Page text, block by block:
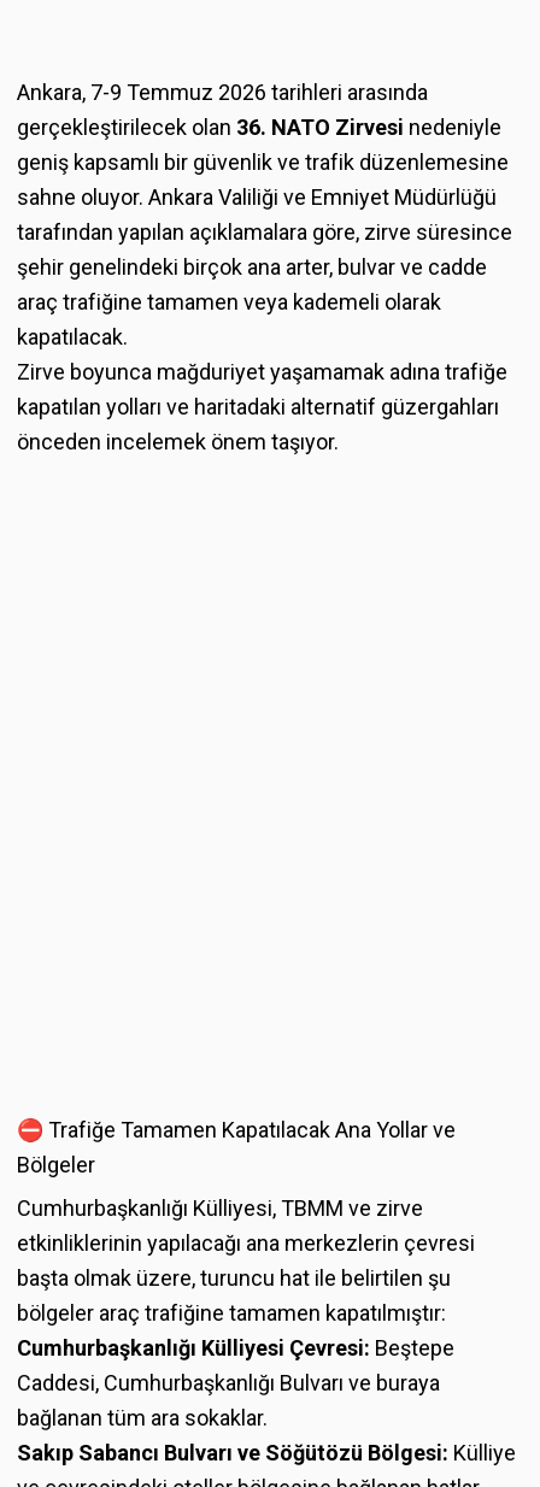
Ankara, 7-9 Temmuz 2026 tarihleri arasında
gerçekleştirilecek olan 36. NATO Zirvesi nedeniyle
geniş kapsamlı bir güvenlik ve trafik düzenlemesine
sahne oluyor. Ankara Valiliği ve Emniyet Müdürlüğü
tarafından yapılan açıklamalara göre, zirve süresince
şehir genelindeki birçok ana arter, bulvar ve cadde
araç trafiğine tamamen veya kademeli olarak
kapatılacak.
Zirve boyunca mağduriyet yaşamamak adına trafiğe
kapatılan yolları ve haritadaki alternatif güzergahları
önceden incelemek önem taşıyor.
⛔ Trafiğe Tamamen Kapatılacak Ana Yollar ve
Bölgeler
Cumhurbaşkanlığı Külliyesi, TBMM ve zirve
etkinliklerinin yapılacağı ana merkezlerin çevresi
başta olmak üzere, turuncu hat ile belirtilen şu
bölgeler araç trafiğine tamamen kapatılmıştır:
Cumhurbaşkanlığı Külliyesi Çevresi: Beştepe
Caddesi, Cumhurbaşkanlığı Bulvarı ve buraya
bağlanan tüm ara sokaklar.
Sakıp Sabancı Bulvarı ve Söğütözü Bölgesi: Külliye